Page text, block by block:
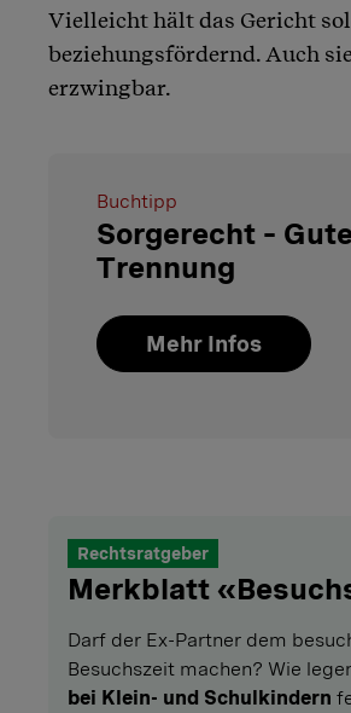
Vielleicht hält das Gericht
beziehungsfördernd. Auch
erzwingbar.
Buchtipp
Sorgerecht –
Trennung
Mehr Infos
Rechtsratgeber
Merkblatt
Darf der Ex-Partner dem
Besuchszeit machen? Wie
bei Klein- und Schulkindern